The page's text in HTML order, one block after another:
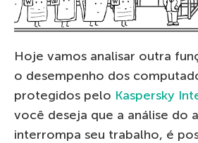
Hoje vamos analisar outra
o desempenho dos
protegidos pelo Kaspersky
você deseja que a análise do
interrompa seu trabalho, é